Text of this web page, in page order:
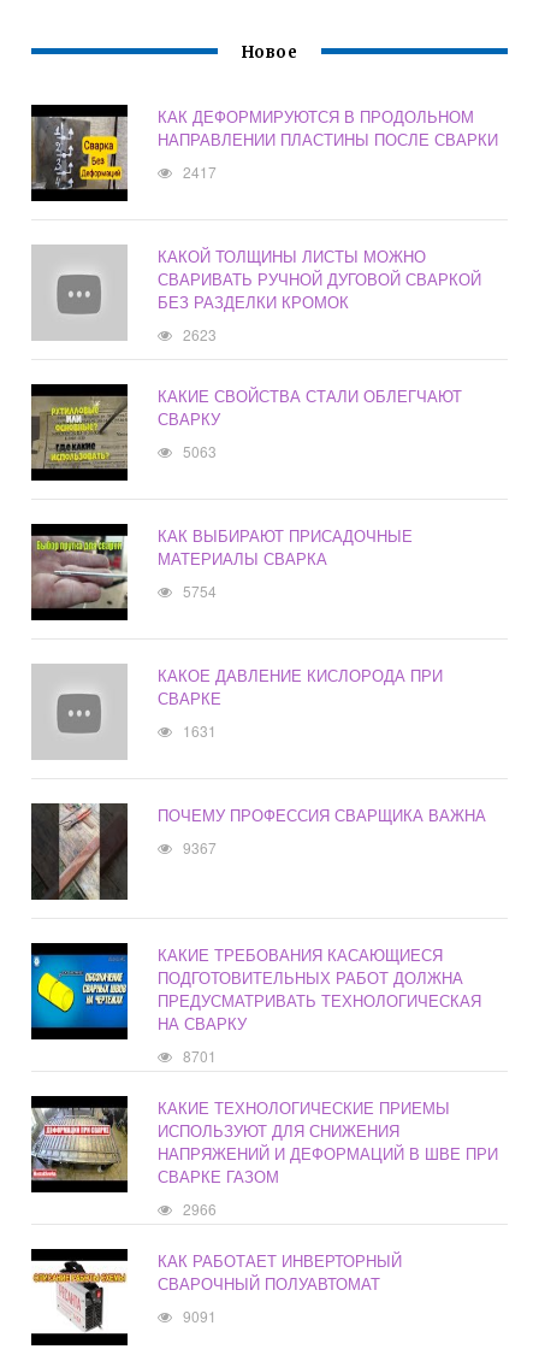
Новое
КАК ДЕФОРМИРУЮТСЯ В ПРОДОЛЬНОМ
НАПРАВЛЕНИИ ПЛАСТИНЫ ПОСЛЕ СВАРКИ
2417
КАКОЙ ТОЛЩИНЫ ЛИСТЫ МОЖНО
СВАРИВАТЬ РУЧНОЙ ДУГОВОЙ СВАРКОЙ
БЕЗ РАЗДЕЛКИ КРОМОК
2623
КАКИЕ СВОЙСТВА СТАЛИ ОБЛЕГЧАЮТ
СВАРКУ
5063
КАК ВЫБИРАЮТ ПРИСАДОЧНЫЕ
МАТЕРИАЛЫ СВАРКА
5754
КАКОЕ ДАВЛЕНИЕ КИСЛОРОДА ПРИ
СВАРКЕ
1631
ПОЧЕМУ ПРОФЕССИЯ СВАРЩИКА ВАЖНА
9367
КАКИЕ ТРЕБОВАНИЯ КАСАЮЩИЕСЯ
ПОДГОТОВИТЕЛЬНЫХ РАБОТ ДОЛЖНА
ПРЕДУСМАТРИВАТЬ ТЕХНОЛОГИЧЕСКАЯ
НА СВАРКУ
8701
КАКИЕ ТЕХНОЛОГИЧЕСКИЕ ПРИЕМЫ
ИСПОЛЬЗУЮТ ДЛЯ СНИЖЕНИЯ
НАПРЯЖЕНИЙ И ДЕФОРМАЦИЙ В ШВЕ ПРИ
СВАРКЕ ГАЗОМ
2966
КАК РАБОТАЕТ ИНВЕРТОРНЫЙ
СВАРОЧНЫЙ ПОЛУАВТОМАТ
9091